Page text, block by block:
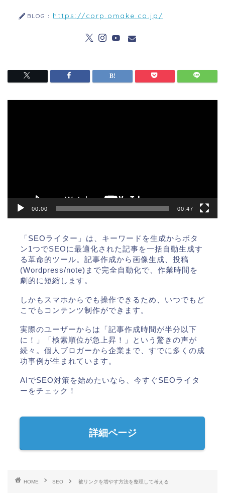
BLOG： https://corp.omake.co.jp/
00:00 00:47
「SEOライター」は、キーワードを生成からボタ
ン1つでSEOに最適化された記事を一括自動生成す
る革命的ツール。記事作成から画像生成、投稿
(Wordpress/note)まで完全自動化で、作業時間を
劇的に短縮します。
しかもスマホからでも操作できるため、いつでもど
こでもコンテンツ制作ができます。
実際のユーザーからは「記事作成時間が半分以下
に！」「検索順位が急上昇！」という驚きの声が
続々。個人ブロガーから企業まで、すでに多くの成
功事例が生まれています。
AIでSEO対策を始めたいなら、今すぐSEOライタ
ーをチェック！
詳細ページ
HOME SEO 被リンクを増やす方法を整理して考える